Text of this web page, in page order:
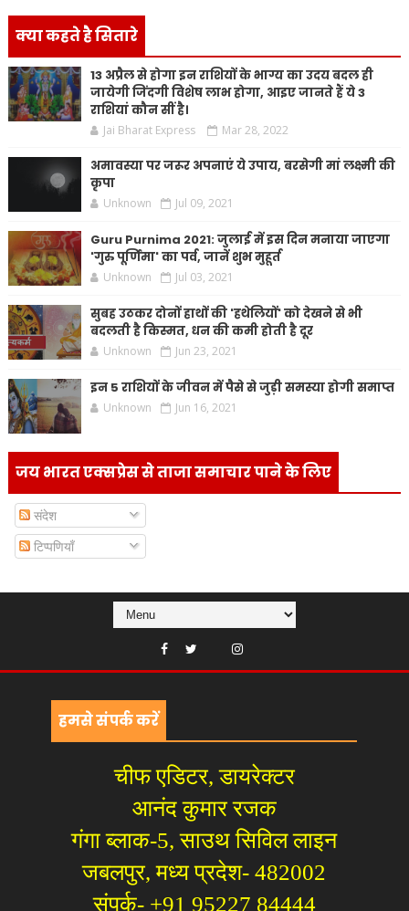
क्या कहते है सितारे
13 अप्रैल से होगा इन राशियों के भाग्य का उदय बदल ही
जायेगी जिंदगी विशेष लाभ होगा, आइए जानते हैं ये 3
राशियां कौन सीं है।
Jai Bharat Express Mar 28, 2022
अमावस्या पर जरूर अपनाएं ये उपाय, बरसेगी मां लक्ष्मी की
कृपा
Unknown Jul 09, 2021
Guru Purnima 2021: जुलाई में इस दिन मनाया जाएगा
'गुरु पूर्णिमा' का पर्व, जानें शुभ मुहूर्त
Unknown Jul 03, 2021
सुबह उठकर दोनों हाथों की 'हथेलियों' को देखने से भी
बदलती है किस्मत, धन की कमी होती है दूर
Unknown Jun 23, 2021
इन 5 राशियों के जीवन में पैसे से जुड़ी समस्या होगी समाप्त
Unknown Jun 16, 2021
जय भारत एक्सप्रेस से ताजा समाचार पाने के लिए
संदेश
टिप्पणियाँ
हमसे संपर्क करें
चीफ एडिटर, डायरेक्टर
आनंद कुमार रजक
गंगा ब्लाक-5, साउथ सिविल लाइन
जबलपुर, मध्य प्रदेश- 482002
संपर्क- +91 95227 84444